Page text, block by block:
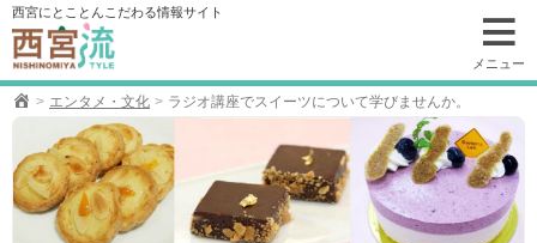
コ
ン
テ
ン
ツ
移
動
西宮にとことんこだわる情報サイト
メニュー
エンタメ・文化 ラジオ講座でスイーツについて学びませんか。